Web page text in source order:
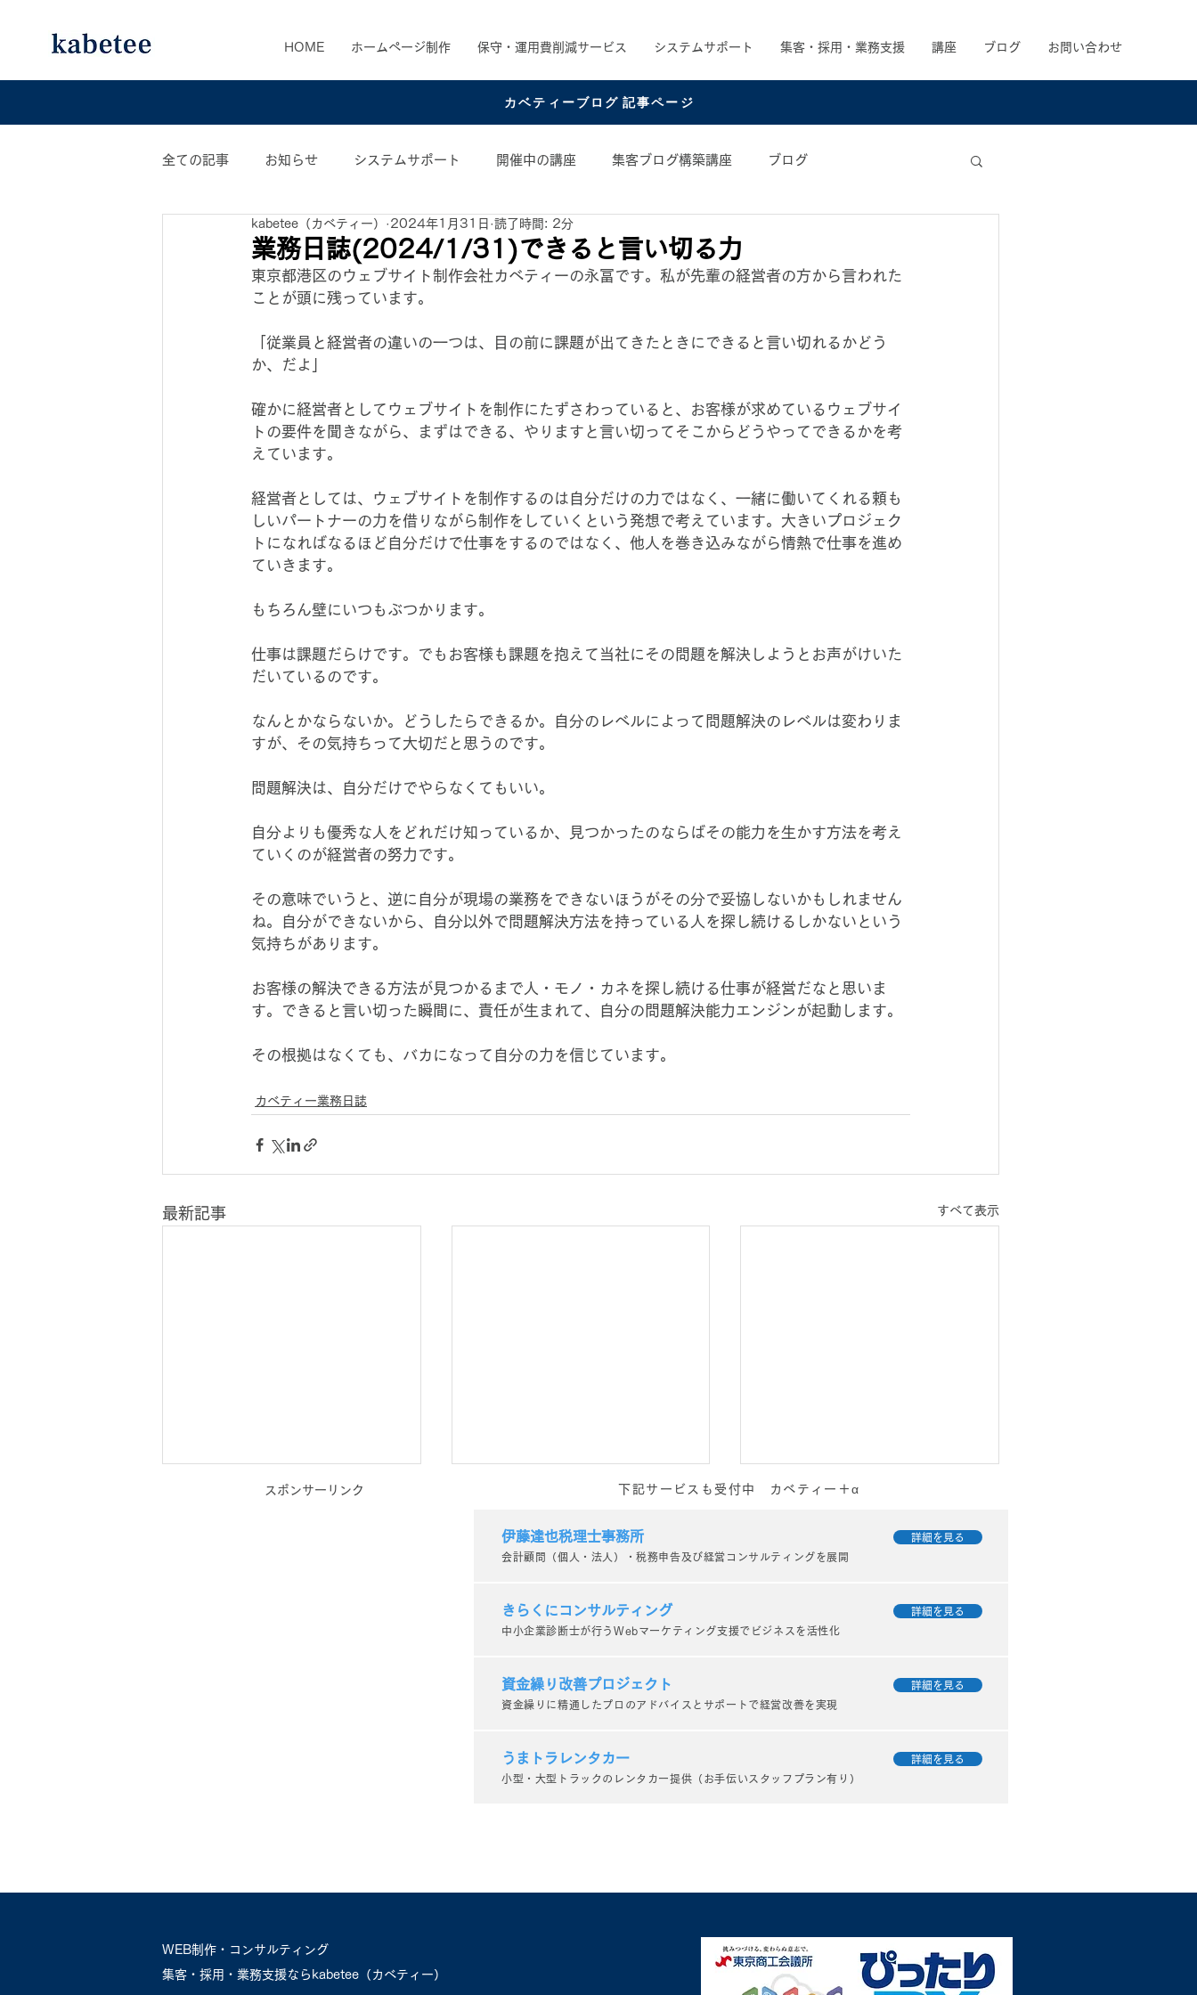
HOME ホームページ制作 保守・運用費削減サービス システムサポート 集客・採用・業務支援 講座 ブログ お問い合わせ
カベティーブログ 記事ページ
全ての記事 お知らせ システムサポート 開催中の講座 集客ブログ構築講座 ブログ
カベティー業務日誌 おすすめ書籍 お役立ちコンテンツ
業務日誌(2024/1/31)できると言い切る力
kabetee（カベティー） 2024年1月31日 読了時間: 2分
東京都港区のウェブサイト制作会社カベティーの永冨です。私が先輩の経営者の方から言われた
ことが頭に残っています。
「従業員と経営者の違いの一つは、目の前に課題が出てきたときにできると言い切れるかどう
か、だよ」
確かに経営者としてウェブサイトを制作にたずさわっていると、お客様が求めているウェブサイ
トの要件を聞きながら、まずはできる、やりますと言い切ってそこからどうやってできるかを考
えています。
経営者としては、ウェブサイトを制作するのは自分だけの力ではなく、一緒に働いてくれる頼も
しいパートナーの力を借りながら制作をしていくという発想で考えています。大きいプロジェク
トになればなるほど自分だけで仕事をするのではなく、他人を巻き込みながら情熱で仕事を進め
ていきます。
もちろん壁にいつもぶつかります。
仕事は課題だらけです。でもお客様も課題を抱えて当社にその問題を解決しようとお声がけいた
だいているのです。
なんとかならないか。どうしたらできるか。自分のレベルによって問題解決のレベルは変わりま
すが、その気持ちって大切だと思うのです。
問題解決は、自分だけでやらなくてもいい。
自分よりも優秀な人をどれだけ知っているか、見つかったのならばその能力を生かす方法を考え
ていくのが経営者の努力です。
その意味でいうと、逆に自分が現場の業務をできないほうがその分で妥協しないかもしれません
ね。自分ができないから、自分以外で問題解決方法を持っている人を探し続けるしかないという
気持ちがあります。
お客様の解決できる方法が見つかるまで人・モノ・カネを探し続ける仕事が経営だなと思いま
す。できると言い切った瞬間に、責任が生まれて、自分の問題解決能力エンジンが起動します。
その根拠はなくても、バカになって自分の力を信じています。
カベティー業務日誌
最新記事 すべて表示
コンテンツ作成お悩み相談室
顔合わせなど)
ついてまた振り返ります。 新し
いデザイナーさんと顔合わせ 今
イナーの方とオンラインで顔合わ
せしました。すでに顔合わせする
いた...
ひさしぶりに、今日お客様として
いたお仕事についてお話ししたい
かにも請求書・見積書の製作など
多岐にわたりますが、お客様の話
スポンサーリンク 下記サービスも受付中 カベティー＋α
伊藤達也税理士事務所
会計顧問（個人・法人）・税務申告及び経営コンサルティングを展開
詳細を見る
きらくにコンサルティング
中小企業診断士が行うWebマーケティング支援でビジネスを活性化
詳細を見る
資金繰り改善プロジェクト
資金繰りに精通したプロのアドバイスとサポートで経営改善を実現
詳細を見る
うまトラレンタカー
小型・大型トラックのレンタカー提供（お手伝いスタッフプラン有り）
詳細を見る
WEB制作・コンサルティング
​集客・採用・業務支援ならkabetee（カベティー）